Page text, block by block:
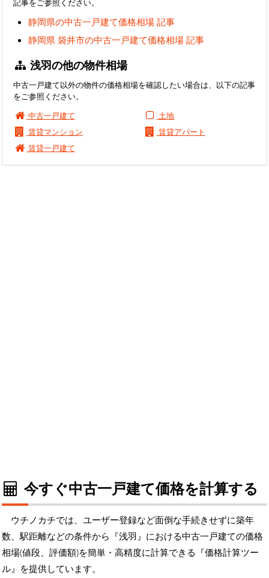
静岡県の中古一戸建て価格相場 記事
静岡県 袋井市の中古一戸建て価格相場 記事
浅羽の他の物件相場
中古一戸建て以外の物件の価格相場を確認したい場合は、以下の記事
をご参照ください。
中古一戸建て
土地
賃貸マンション
賃貸アパート
賃貸一戸建て
今すぐ中古一戸建て価格を計算する
ウチノカチでは、ユーザー登録など面倒な手続きせずに築年
数、駅距離などの条件から『浅羽』における中古一戸建ての価格
相場(値段、評価額)を簡単・高精度に計算できる『価格計算ツー
ル』を提供しています。